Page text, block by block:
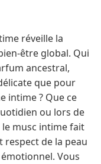
réveille la
être global. Qui
ancestral,
que pour
intime ? Que ce
ou lors de
le musc intime fait
respect de la peau
Vous